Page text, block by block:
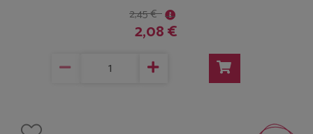
2,45 €
2,08 €